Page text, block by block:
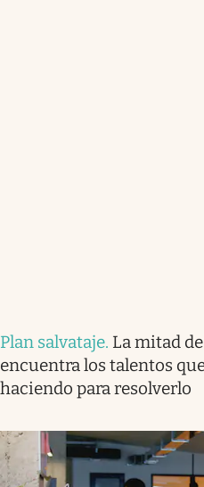
Plan salvataje. La mitad
encuentra los talentos
haciendo para resolverlo